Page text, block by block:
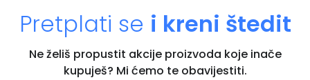
Pretplati se i kreni štedit
Ne želiš propustit akcije proizvoda koje inače
kupuješ? Mi ćemo te obavijestiti.